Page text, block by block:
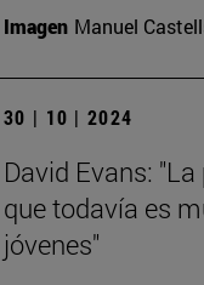
Imagen Manuel
30 | 10 | 2024
David Evans:
que todavía es
jóvenes"